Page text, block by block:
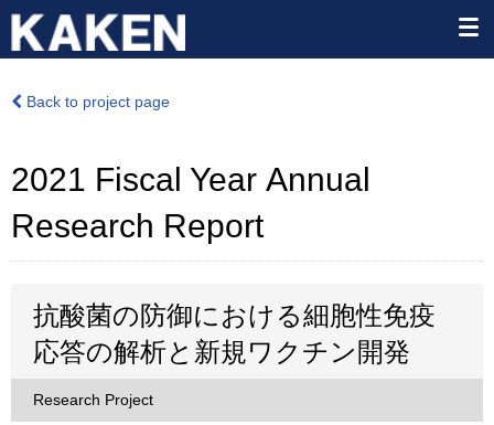
Back to project page
2021 Fiscal Year Annual
Research Report
抗酸菌の防御における細胞性免疫
応答の解析と新規ワクチン開発
Research Project